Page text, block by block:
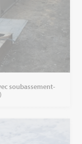
soubassement-